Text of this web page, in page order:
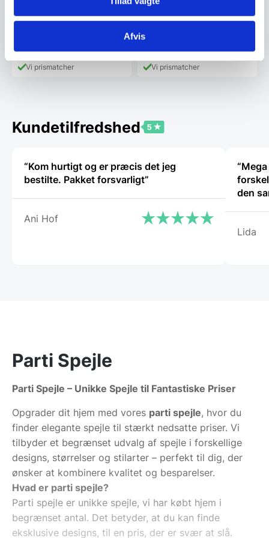
Afvis
159,95
Vi prismatcher
fliser. Det giver…
159,00
499,00
Vi prismatcher
Kundetilfredshed
“Kom hurtigt og er præcis det jeg
bestilte. Pakket forsvarligt”
Ani Hof
den
Lida
Parti Spejle
Parti Spejle – Unikke Spejle til Fantastiske Priser
Opgrader dit hjem med vores parti spejle, hvor du
finder elegante spejle til stærkt nedsatte priser. Vi
tilbyder et begrænset udvalg af spejle i forskellige
designs, størrelser og stilarter – perfekt til dig, der
ønsker at kombinere kvalitet og besparelser.
Hvad er parti spejle?
Parti spejle er unikke spejle, vi har købt hjem i
begrænset antal. Det betyder, at du kan finde
eksklusive designs, til en pris, der er svær at slå.